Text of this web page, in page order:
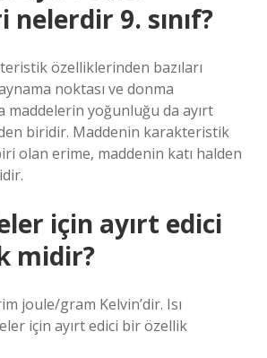
9. sınıf?
özelliklerinden bazıları
noktası ve donma
maddelerin yoğunluğu da ayırt
biridir. Maddenin karakteristik
olan erime, maddenin katı halden
için ayırt edici
midir?
joule/gram Kelvin’dir. Isı
için ayırt edici bir özellik